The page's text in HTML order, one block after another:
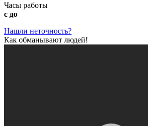
Часы работы
с до
Нашли неточность?
Как обманывают людей!